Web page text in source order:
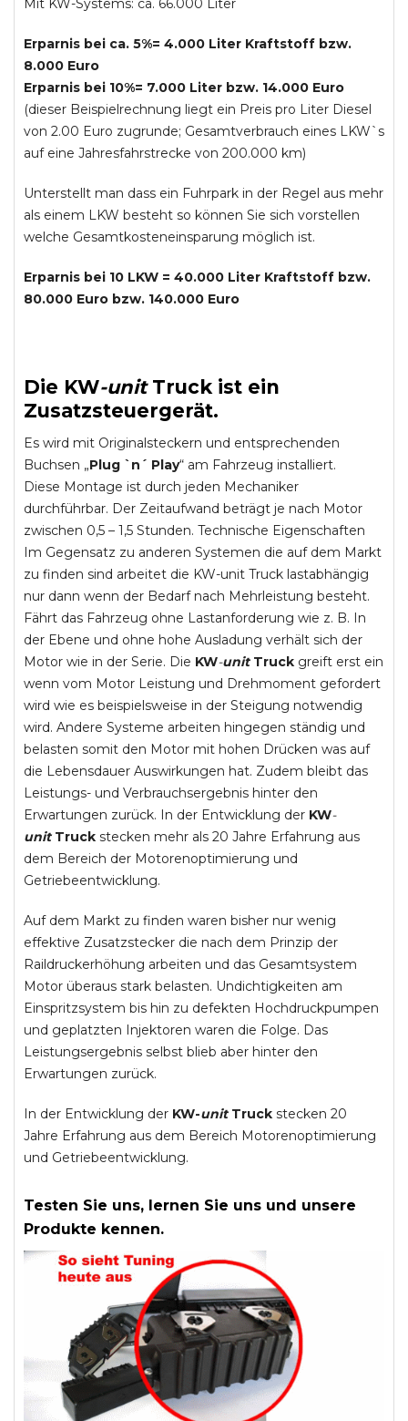
Mit KW-Systems: ca. 66.000 Liter
Erparnis bei ca. 5%= 4.000 Liter Kraftstoff bzw.
8.000 Euro
Erparnis bei 10%= 7.000 Liter bzw. 14.000 Euro
(dieser Beispielrechnung liegt ein Preis pro Liter Diesel
von 2.00 Euro zugrunde; Gesamtverbrauch eines LKW`s
auf eine Jahresfahrstrecke von 200.000 km)
Unterstellt man dass ein Fuhrpark in der Regel aus mehr
als einem LKW besteht so können Sie sich vorstellen
welche Gesamtkosteneinsparung möglich ist.
Erparnis bei 10 LKW = 40.000 Liter Kraftstoff bzw.
80.000 Euro bzw. 140.000 Euro
Die KW-unit Truckist ein
Zusatzsteuergerät.
Es wird mit Originalsteckern und entsprechenden
Buchsen „Plug `n´ Play“ am Fahrzeug installiert.
Diese Montage ist durch jeden Mechaniker
durchführbar. Der Zeitaufwand beträgt je nach Motor
zwischen 0,5 – 1,5 Stunden. Technische Eigenschaften
Im Gegensatz zu anderen Systemen die auf dem Markt
zu finden sind arbeitet die KW-unit Truck lastabhängig
nur dann wenn der Bedarf nach Mehrleistung besteht.
Fährt das Fahrzeug ohne Lastanforderung wie z. B. In
der Ebene und ohne hohe Ausladung verhält sich der
Motor wie in der Serie. Die KW-unit Truck greift erst ein
wenn vom Motor Leistung und Drehmoment gefordert
wird wie es beispielsweise in der Steigung notwendig
wird. Andere Systeme arbeiten hingegen ständig und
belasten somit den Motor mit hohen Drücken was auf
die Lebensdauer Auswirkungen hat. Zudem bleibt das
Leistungs- und Verbrauchsergebnis hinter den
Erwartungen zurück. In der Entwicklung der KW-
unit Truck stecken mehr als 20 Jahre Erfahrung aus
dem Bereich der Motorenoptimierung und
Getriebeentwicklung.
Auf dem Markt zu finden waren bisher nur wenig
effektive Zusatzstecker die nach dem Prinzip der
Raildruckerhöhung arbeiten und das Gesamtsystem
Motor überaus stark belasten. Undichtigkeiten am
Einspritzsystem bis hin zu defekten Hochdruckpumpen
und geplatzten Injektoren waren die Folge. Das
Leistungsergebnis selbst blieb aber hinter den
Erwartungen zurück.
In der Entwicklung der KW-unitTruck stecken 20
Jahre Erfahrung aus dem Bereich Motorenoptimierung
und Getriebeentwicklung.
Testen Sie uns, lernen Sie uns und unsere
Produkte kennen.